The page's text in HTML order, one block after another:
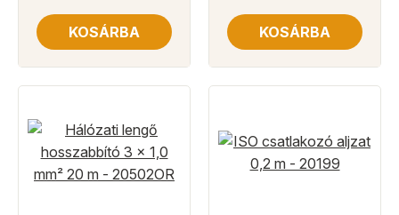
KOSÁRBA KOSÁRBA